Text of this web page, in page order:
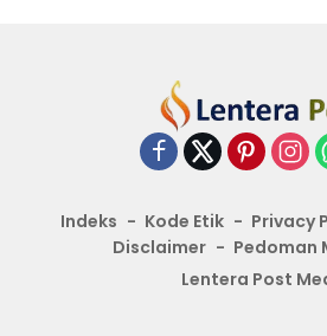
Indeks Kode Etik Privacy
Disclaimer
Pedoman
Lentera Post